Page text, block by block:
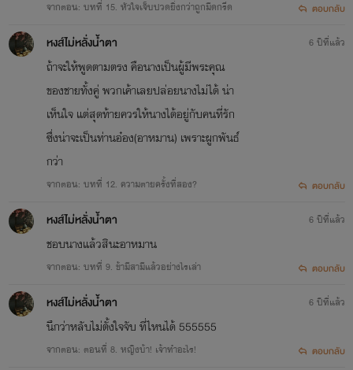
จากตอน: บทที่ 15. หัวใจเจ็บปวดยิ่งกว่าถูกมีดกรีด ตอบกลับ
หงส์ไม่หลั่งน้ำตา
ถ้าจะให้พูดตามตรง คือนางเป็นผู้มีพระคุณ
ของชายทั้งคู่ พวกเค้าเลยปล่อยนางไม่ได้ น่า
เห็นใจ แต่สุดท้ายควรให้นางได้อยู่กับคนที่รัก
ซึ่งน่าจะเป็นท่านอ๋อง(อาหมาน) เพราะผูกพันธ์
กว่า
จากตอน: บทที่ 12. ความตายครั้งที่สอง?
6 ปีที่แล้ว
ตอบกลับ
หงส์ไม่หลั่งน้ำตา
ชอบนางแล้วสินะอาหมาน
จากตอน: บทที่ 9. ข้ามีสามีแล้วอย่างไรเล่า
6 ปีที่แล้ว
ตอบกลับ
หงส์ไม่หลั่งน้ำตา
นึกว่าหลับไม่ตั้งใจจับ ที่ไหนได้ 555555
จากตอน: ตอนที่ 8. หญิงบ้า! เจ้าทำอะไร!
6 ปีที่แล้ว
ตอบกลับ